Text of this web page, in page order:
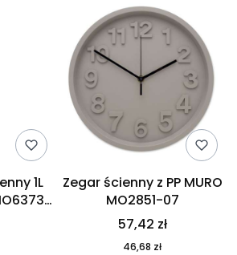
1L
Zegar ścienny z PP MURO
MO2851-07
57,42 zł
46,68 zł